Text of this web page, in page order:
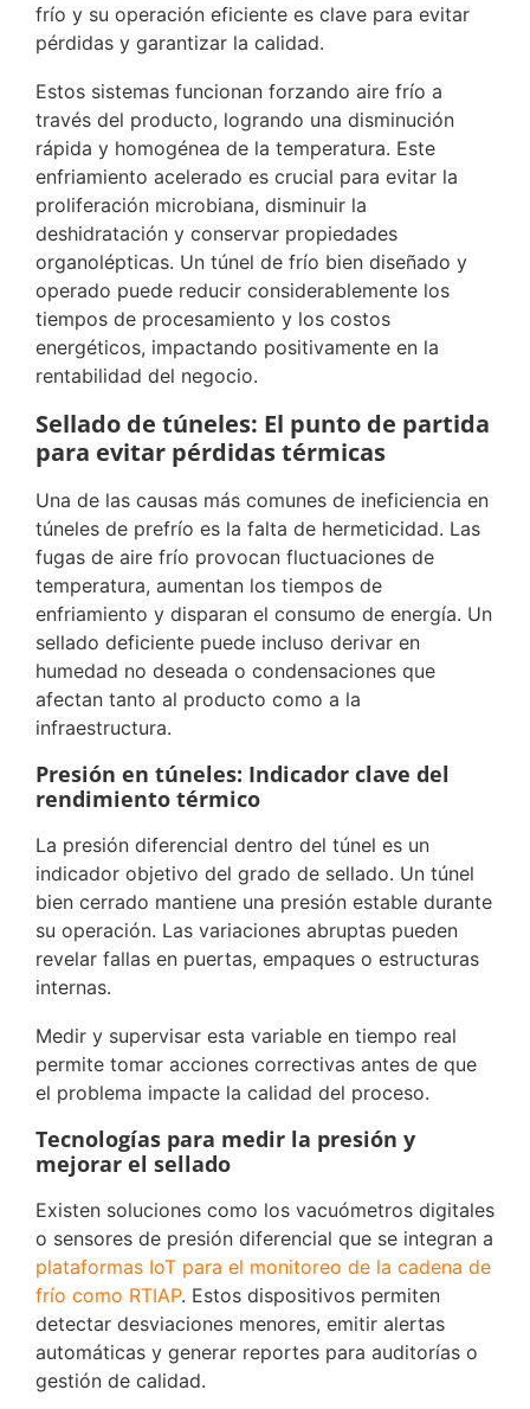
frío y su operación eficiente es clave para evitar
pérdidas y garantizar la calidad.
Estos sistemas funcionan forzando aire frío a
través del producto, logrando una disminución
rápida y homogénea de la temperatura. Este
enfriamiento acelerado es crucial para evitar la
proliferación microbiana, disminuir la
deshidratación y conservar propiedades
organolépticas. Un túnel de frío bien diseñado y
operado puede reducir considerablemente los
tiempos de procesamiento y los costos
energéticos, impactando positivamente en la
rentabilidad del negocio.
Sellado de túneles: El punto de partida
para evitar pérdidas térmicas
Una de las causas más comunes de ineficiencia en
túneles de prefrío es la falta de hermeticidad. Las
fugas de aire frío provocan fluctuaciones de
temperatura, aumentan los tiempos de
enfriamiento y disparan el consumo de energía. Un
sellado deficiente puede incluso derivar en
humedad no deseada o condensaciones que
afectan tanto al producto como a la
infraestructura.
Presión en túneles: Indicador clave del
rendimiento térmico
La presión diferencial dentro del túnel es un
indicador objetivo del grado de sellado. Un túnel
bien cerrado mantiene una presión estable durante
su operación. Las variaciones abruptas pueden
revelar fallas en puertas, empaques o estructuras
internas.
Medir y supervisar esta variable en tiempo real
permite tomar acciones correctivas antes de que
el problema impacte la calidad del proceso.
Tecnologías para medir la presión y
mejorar el sellado
Existen soluciones como los vacuómetros digitales
o sensores de presión diferencial que se integran a
plataformas IoT para el monitoreo de la cadena de
frío como RTIAP. Estos dispositivos permiten
detectar desviaciones menores, emitir alertas
automáticas y generar reportes para auditorías o
gestión de calidad.